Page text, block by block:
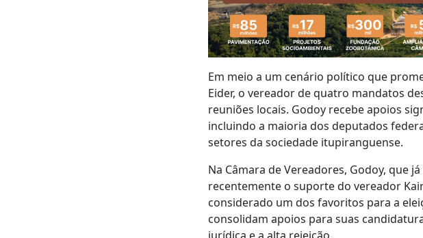
Em meio a um cenário político que
Eider, o vereador de quatro mandatos
reuniões locais. Godoy recebe apoios
incluindo a maioria dos deputados
setores da sociedade itupiranguense.
Na Câmara de Vereadores, Godoy, que
recentemente o suporte do vereador
considerado um dos favoritos para a
consolidam apoios para suas
jurídica e a alta rejeição.